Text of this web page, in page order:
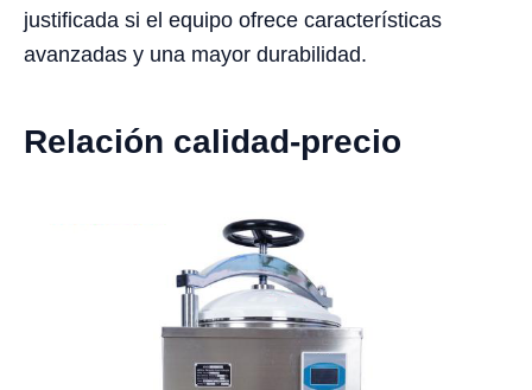
justificada si el equipo ofrece características
avanzadas y una mayor durabilidad.
Relación calidad-precio